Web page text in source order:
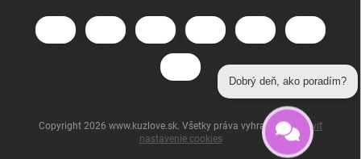
Copyright 2026 www.kuzlove.sk. Všetky práva vyhradené.Upraviť
nastavenie cookies
Dobrý deň, ako poradím?